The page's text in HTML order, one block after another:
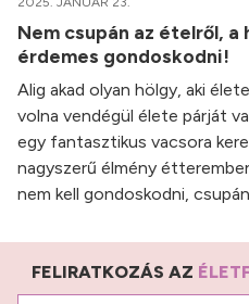
Nem csupán az ételről, a
érdemes gondoskodni!
Alig akad olyan hölgy, aki
volna vendégül élete párját
egy fantasztikus vacsora
nagyszerű élmény
nem kell gondoskodni,
FELIRATKOZÁS AZ